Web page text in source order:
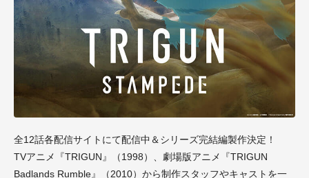
全12話各配信サイトにて配信中＆シリーズ完結編製作決定！
TVアニメ『TRIGUN』
（1998）、 劇場版アニメ『TRIGUN
Badlands Rumble』
（2010）から制作スタッフやキャストを一